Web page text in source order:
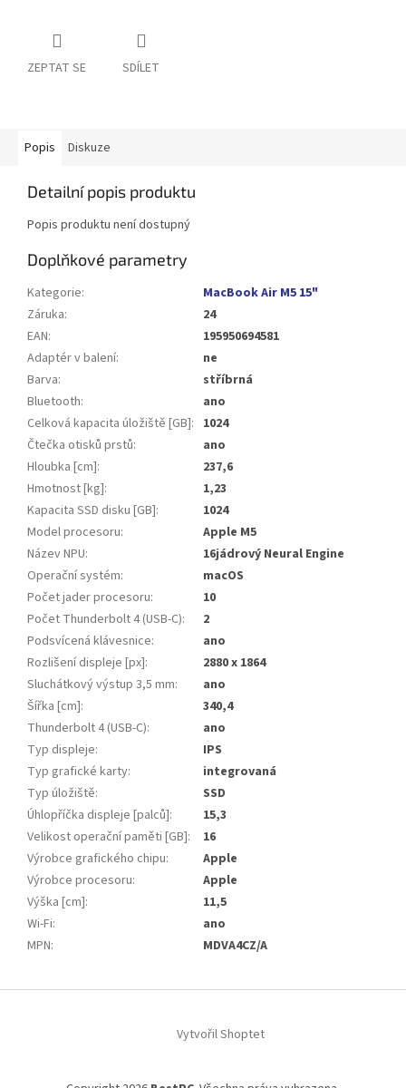
ZEPTAT SE SDÍLET
Popis Diskuze
Detailní popis produktu
Popis produktu není dostupný
Doplňkové parametry
Kategorie:
MacBook Air M5 15"
Záruka:
24
EAN:
195950694581
Adaptér v balení:
ne
Barva:
stříbrná
Bluetooth:
ano
Celková kapacita úložiště [GB]: 1024
Čtečka otisků prstů:
ano
Hloubka [cm]:
237,6
Hmotnost [kg]:
1,23
Kapacita SSD disku [GB]:
1024
Model procesoru:
Apple M5
Název NPU:
16jádrový Neural Engine
Operační systém:
macOS
Počet jader procesoru:
10
Počet Thunderbolt 4 (USB-C):
2
Podsvícená klávesnice:
ano
Rozlišení displeje [px]:
2880 x 1864
Sluchátkový výstup 3,5 mm:
ano
Šířka [cm]:
340,4
Thunderbolt 4 (USB-C):
ano
Typ displeje:
IPS
Typ grafické karty:
integrovaná
Typ úložiště:
SSD
Úhlopříčka displeje [palců]:
15,3
Velikost operační paměti [GB]:
16
Výrobce grafického chipu:
Apple
Výrobce procesoru:
Apple
Výška [cm]:
11,5
Wi-Fi:
ano
MPN: MDVA4CZ/A
Vytvořil Shoptet